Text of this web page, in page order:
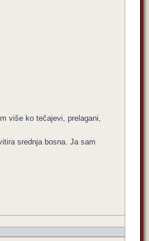
više ko tečajevi, prelagani,
srednja bosna. Ja sam